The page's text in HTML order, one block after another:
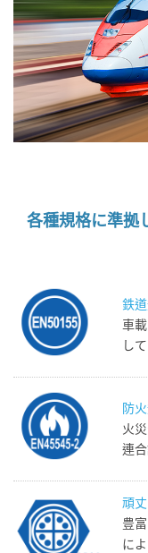
各種規格に準拠
鉄
車
し
防
火
連
頑
豊
に